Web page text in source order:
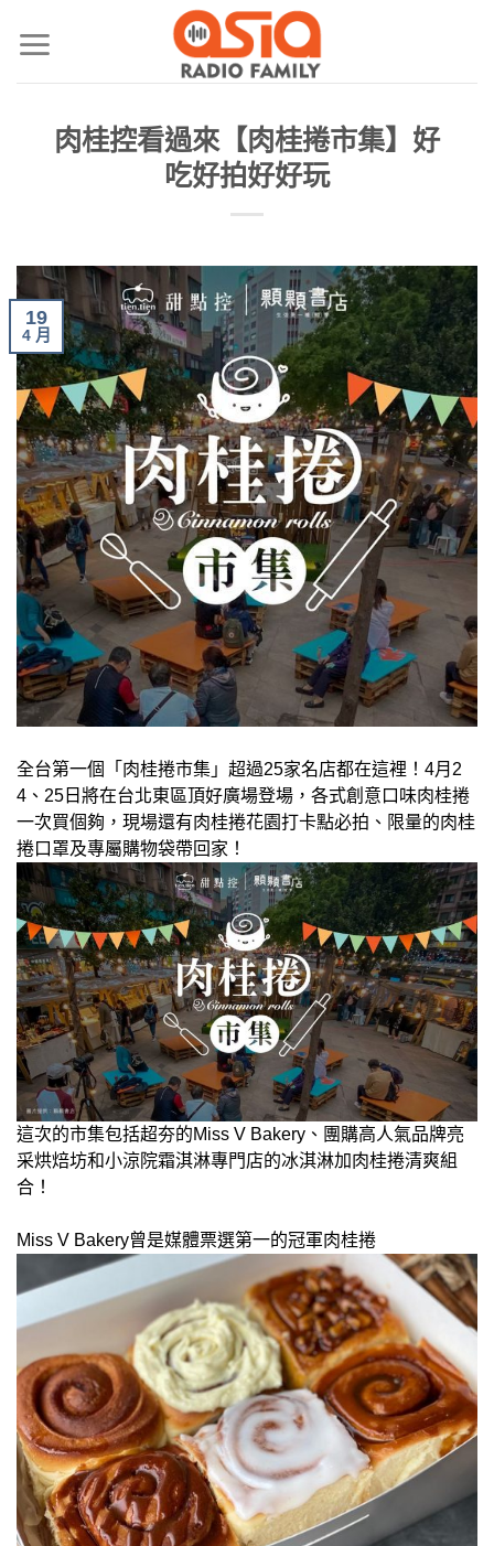
肉桂控看過來【肉桂捲市集】好
吃好拍好好玩
19
4 月
全台第一個「肉桂捲市集」超過25家名店都在這裡！4月2
4、25日將在台北東區頂好廣場登場，各式創意口味肉桂捲
一次買個夠，現場還有肉桂捲花園打卡點必拍、限量的肉桂
捲口罩及專屬購物袋帶回家！
這次的市集包括超夯的Miss V Bakery、團購高人氣品牌亮
采烘焙坊和小涼院霜淇淋專門店的冰淇淋加肉桂捲清爽組
合！
Miss V Bakery曾是媒體票選第一的冠軍肉桂捲